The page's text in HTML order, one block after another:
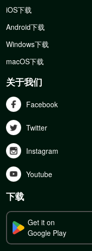
iOS下载
Android下载
Windows下载
macOS下载
关于我们
Facebook
Twitter
Instagram
Youtube
下载
Get it on
Google Play